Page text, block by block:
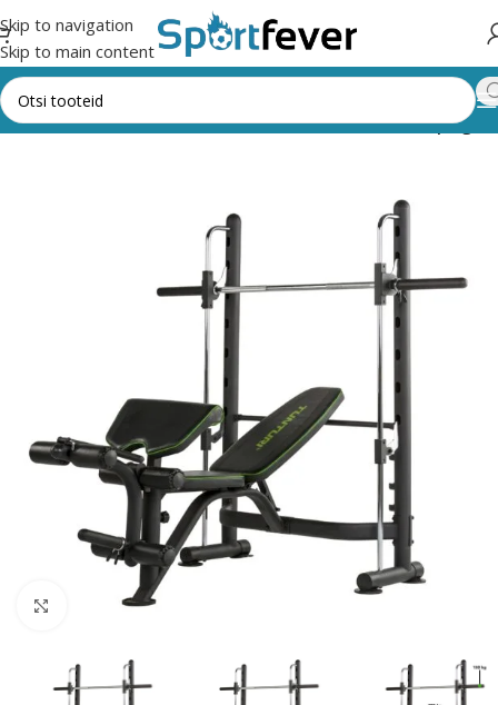
Skip to navigation
Skip to main content
keskused kodus kasutamiseks Multifunktsionaalsed pingid
Suurendamiseks klõpsake